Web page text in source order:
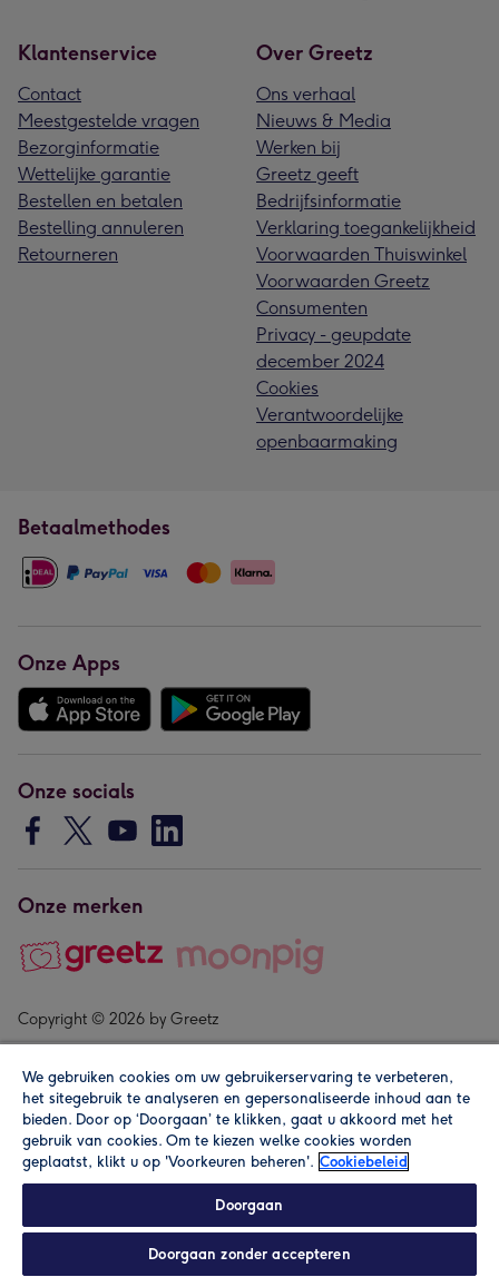
Klantenservice
Contact
Meestgestelde vragen
Bezorginformatie
Wettelijke garantie
Bestellen en betalen
Bestelling annuleren
Retourneren
Over Greetz
Ons verhaal
Nieuws & Media
Werken bij
Greetz geeft
Bedrijfsinformatie
Verklaring toegankelijkheid
Voorwaarden Thuiswinkel
Voorwaarden Greetz
Consumenten
Privacy - geupdate
december 2024
Cookies
Verantwoordelijke
openbaarmaking
Betaalmethodes
Onze Apps
Onze socials
Onze merken
Copyright © 2026 by Greetz
Alle prijzen zijn inclusief btw en andere heffingen. Lees de
We gebruiken cookies om uw gebruikerservaring te verbeteren,
het sitegebruik te analyseren en gepersonaliseerde inhoud aan te
bieden. Door op ‘Doorgaan’ te klikken, gaat u akkoord met het
gebruik van cookies. Om te kiezen welke cookies worden
geplaatst, klikt u op 'Voorkeuren beheren'. Cookiebeleid
Doorgaan
Doorgaan zonder accepteren